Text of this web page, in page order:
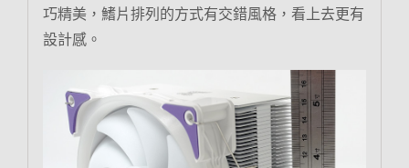
巧精美，鰭片排列的方式有交錯風格，看上去更有
設計感。